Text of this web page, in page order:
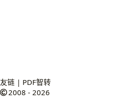
友链 | PDF智转
2008 - 2026